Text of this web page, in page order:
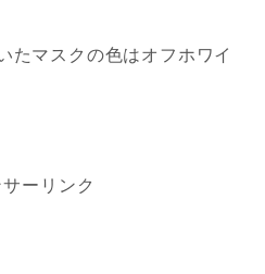
たマスクの色はオフホワイ
ーリンク